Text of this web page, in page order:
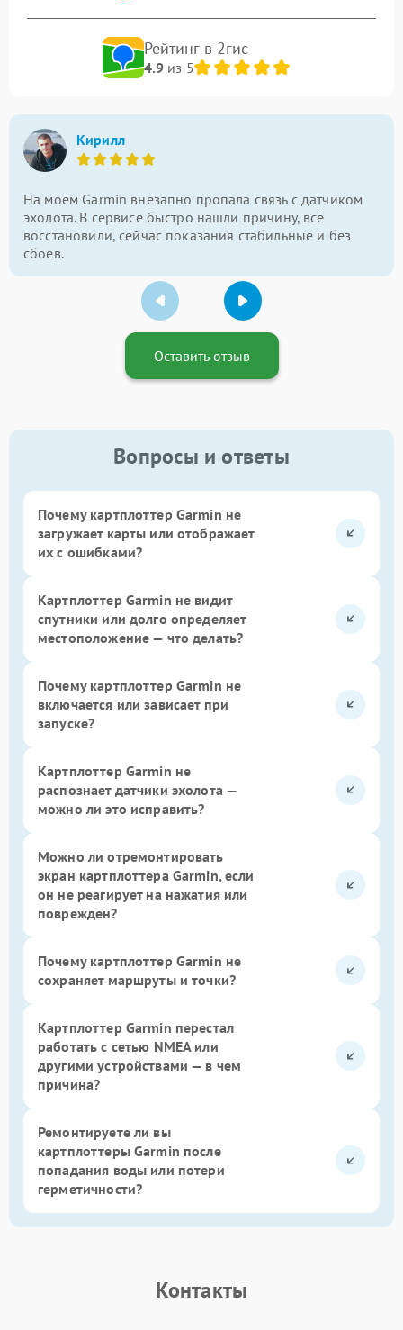
Рейтинг в 2гис
4.9из 5
Кирилл
На моём Garmin внезапно пропала связь с датчиком
эхолота. В сервисе быстро нашли причину, всё
восстановили, сейчас показания стабильные и без
сбоев.
Оставить отзыв
Вопросы и ответы
Почему картплоттер Garmin не
загружает карты или отображает
их с ошибками?
Картплоттер Garmin не видит
спутники или долго определяет
местоположение — что делать?
Почему картплоттер Garmin не
включается или зависает при
запуске?
Картплоттер Garmin не
распознает датчики эхолота —
можно ли это исправить?
Можно ли отремонтировать
экран картплоттера Garmin, если
он не реагирует на нажатия или
поврежден?
Почему картплоттер Garmin не
сохраняет маршруты и точки?
Картплоттер Garmin перестал
работать с сетью NMEA или
другими устройствами — в чем
причина?
Ремонтируете ли вы
картплоттеры Garmin после
попадания воды или потери
герметичности?
Контакты